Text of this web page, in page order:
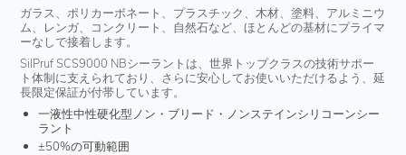
ガラス、ポリカーボネート、プラスチック、木材、塗料、アルミニウ
ム、レンガ、コンクリート、自然石など、ほとんどの基材にプライマ
ーなしで接着します。
SilPruf SCS9000 NBシーラントは、世界トップクラスの技術サポー
ト体制に支えられており、さらに安心してお使いいただけるよう、延
長限定保証が付帯しています。
一液性中性硬化型ノン・ブリード・ノンステインシリコーンシー
ラント
±50%の可動範囲